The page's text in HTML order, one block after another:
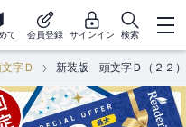
て 会員登録 サインイン 検索
字Ｄ 新装版 頭文字Ｄ（２２）